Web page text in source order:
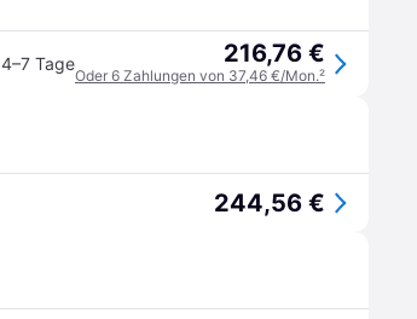
4–7 Tage 216,76 €
Oder 6 Zahlungen von 37,46 €/Mon.²
244,56 €